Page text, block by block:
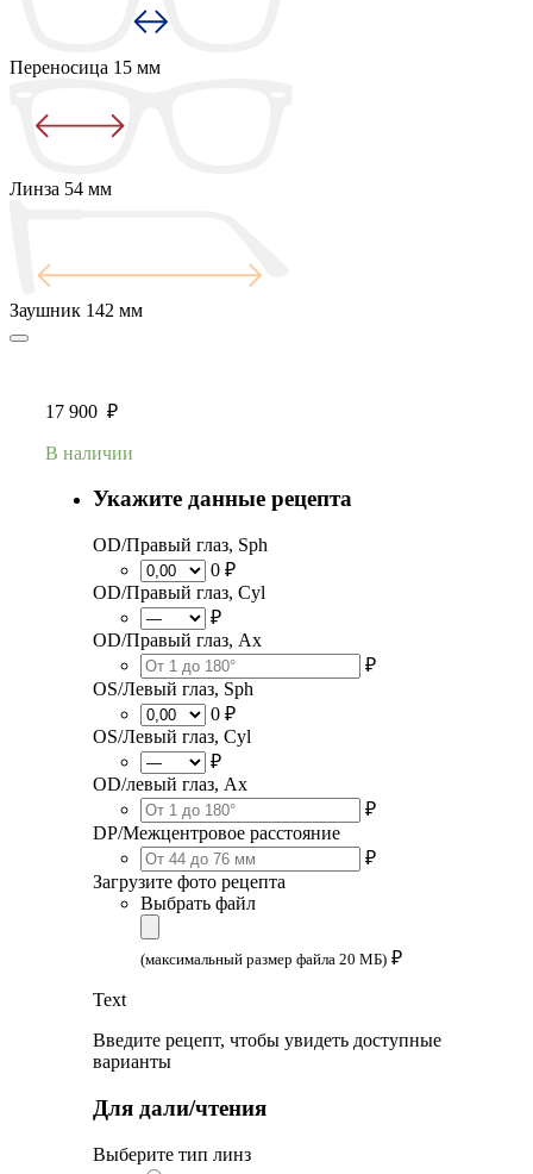
Переносица 15 мм
Линза 54 мм
Заушник 142 мм
17 900 ₽
В наличии
Укажите данные рецепта
OD/Правый глаз, Sph
0 ₽
OD/Правый глаз, Cyl
₽
OD/Правый глаз, Ax
₽
OS/Левый глаз, Sph
0 ₽
OS/Левый глаз, Cyl
₽
OD/левый глаз, Ax
₽
DP/Межцентровое расстояние
₽
Загрузите фото рецепта
Выбрать файл
(максимальный размер файла 20 МБ) ₽
Text
Введите рецепт, чтобы увидеть доступные
варианты
Для дали/чтения
Выберите тип линз